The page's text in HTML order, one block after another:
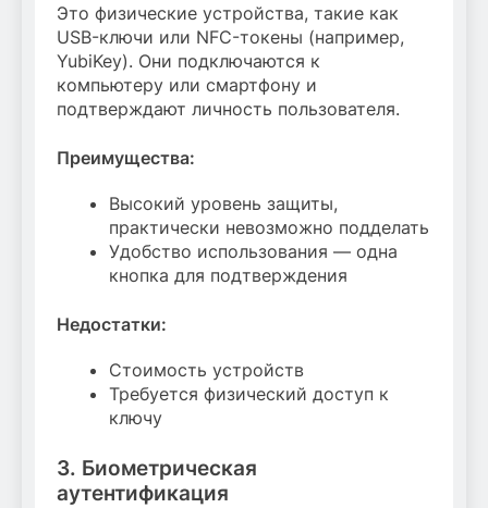
Это физические устройства, такие как
USB-ключи или NFC-токены (например,
YubiKey). Они подключаются к
компьютеру или смартфону и
подтверждают личность пользователя.
Преимущества:
Высокий уровень защиты,
практически невозможно подделать
Удобство использования — одна
кнопка для подтверждения
Недостатки:
Стоимость устройств
Требуется физический доступ к
ключу
3. Биометрическая
аутентификация